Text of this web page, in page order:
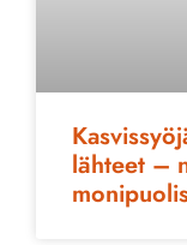
lähteet –